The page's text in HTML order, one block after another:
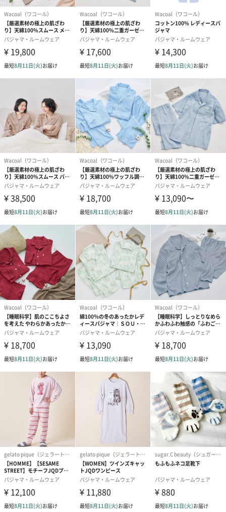
ワコール 睡眠科学
""眠る時間を、夢の時間に""
睡眠が豊かになれば、 毎日の暮らしはもっと活力に満ちたものに
なる。
からだとこころに一番近いところでものづくりをしてきたワコー
パジャマをはじめとした睡眠アイテムで、喜びあふれる明日へと
導きます。
「ここちよい眠り」の贈り物を
ギフトに送りやすいシンプルで使いやすいデザイン。
お誕生日はもちろんのこと、母の日や敬老のギフト。新生活を始
める方へ、結婚祝い、入学・就職祝い、引越し祝い等にも喜ばれ
ます。
大切な人へ、頑張っているご自分へのご褒美に。
商品詳細情報
外装サイズ
約幅28cmX縦40cmX高さ3cm
素材／繊維
綿100％
お手入れ方法
洗濯機可
※お洗濯は、必ず「取り扱い表示」にしたがってくだ
さい。
サイズ
【サイズ詳細】
42.0cm 袖丈54.0cm ボトム脇丈95.0cm 裾まわり
40.0cm ウエスト55.0cm ヒップ100.0cm 股下
（レングス）65.0cm
L：身幅56.0cm 身丈70.5cm 着丈68.0cm 肩幅
43.5cm 袖丈54.0cm ボトム脇丈95.5cm 裾まわり
42.0cm ウエスト59.0cm ヒップ104.0cm 股下
（レングス）65.0cm
原産国
日本製
注意事項
※出来上がり寸法を表示しております
※サイズ詳細の寸法には多少の差異がございます
※商品のカラーは、撮影時の照明やご覧になっている
パソコンやスマートフォンなどの環境により実物と異
なる場合があります。